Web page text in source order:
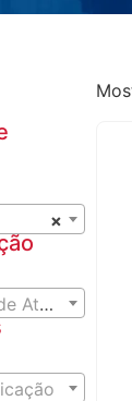
×
Qualquer Área de Atuação